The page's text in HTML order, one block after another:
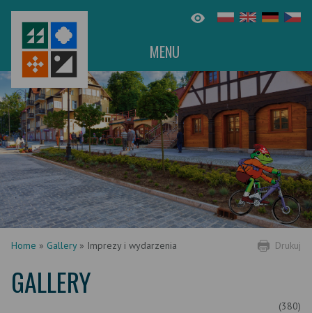
MENU
Drukuj
Home » Gallery» Imprezy i wydarzenia
GALLERY
(380)